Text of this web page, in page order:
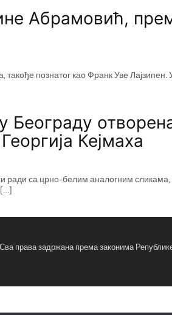
Абрамовић,
познатог као Франк Уве Лајзипен.
Београду
Кејмаха
ради са црно-белим аналогним сликама,
права задржана према законима